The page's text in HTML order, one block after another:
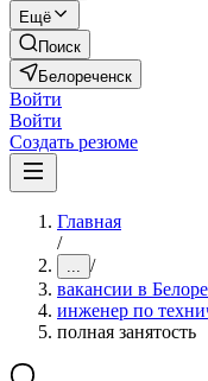
Ещё
Поиск
Белореченск
Войти
Войти
Создать резюме
Главная
/
... /
вакансии в
инженер по
полная занятость